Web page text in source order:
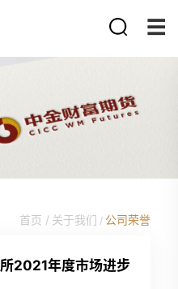
首页 / 关于我们 / 公司荣誉
2021年度市场进步